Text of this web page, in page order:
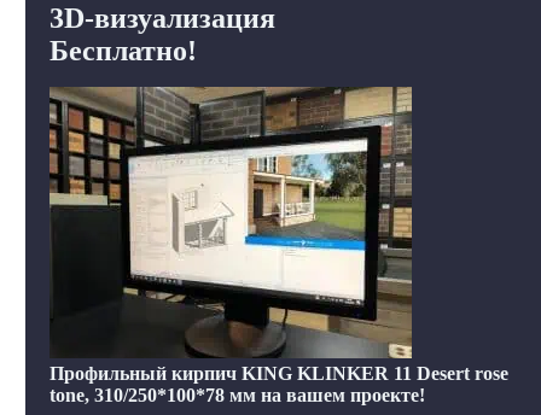
3D-визуализация
Бесплатно!
Профильный кирпич KING KLINKER 11 Desert rose
tone, 310/250*100*78 мм на вашем проекте!